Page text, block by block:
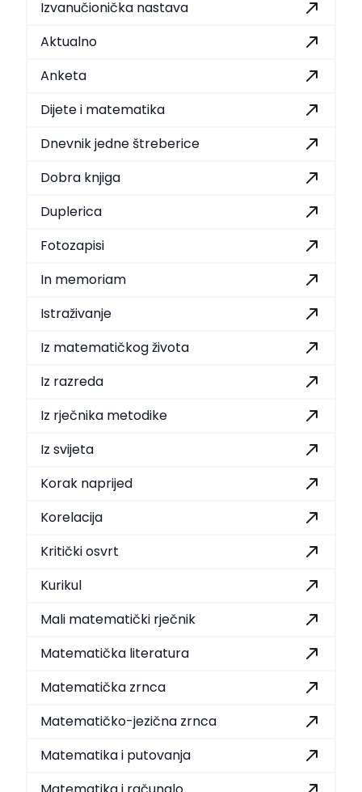
Izvanučionička nastava
Aktualno
Anketa
Dijete i matematika
Dnevnik jedne štreberice
Dobra knjiga
Duplerica
Fotozapisi
In memoriam
Istraživanje
Iz matematičkog života
Iz razreda
Iz rječnika metodike
Iz svijeta
Korak naprijed
Korelacija
Kritički osvrt
Kurikul
Mali matematički rječnik
Matematička literatura
Matematička zrnca
Matematičko-jezična zrnca
Matematika i putovanja